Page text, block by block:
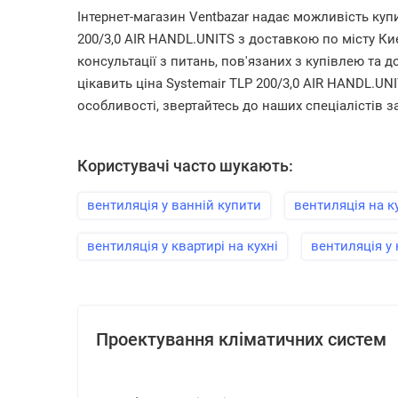
Інтернет-магазин Ventbazar надає можливість
200/3,0 AIR HANDL.UNITS з доставкою по місту
консультації з питань, пов'язаних з купівлею та
цікавить ціна Systemair TLP 200/3,0 AIR
особливості, звертайтесь до наших спеціалістів
Користувачі часто шукають:
вентиляція у ванній купити вентиляція на
вентиляція у квартирі на кухні вентиляція у
Проектування кліматичних систем